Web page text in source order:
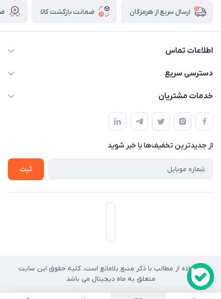
ارسال سریع از هرمزگان ضمانت بازگشت کالا
اطلاعات تماس
09170079505
دسترسی سریع
حساب کاربری
لیست محصولات
درباره ما
خدمات مشتریان
قوانین و مقررات
حریم خصوصی
راهنما
از جدید‌ترین تخفیف‌ها با‌ خبر شوید
ثبت
کد
رهگیری
استفاده از مطالب با ذکر منبع بلامانع است. کلیه حقوق این سایت
متعلق به ماه دیجیتال می باشد